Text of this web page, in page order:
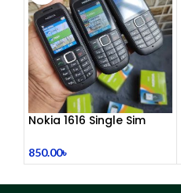
Nokia 1616 Single Sim
850.00৳